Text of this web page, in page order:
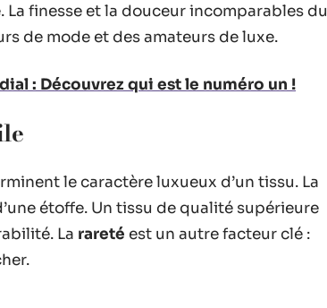
finesse et la douceur incomparables du
de mode et des amateurs de luxe.
: Découvrez qui est le numéro un !
le caractère luxueux d’un tissu. La
étoffe. Un tissu de qualité supérieure
La rareté est un autre facteur clé :